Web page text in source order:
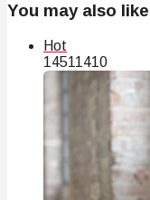
You may also like
Hot
14511410